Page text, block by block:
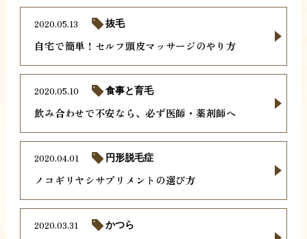
自宅で簡単！セルフ頭皮マッサージのやり方
2020.05.13 抜毛
飲み合わせで不安なら、必ず医師・薬剤師へ
2020.05.10 食事と育毛
ノコギリヤシサプリメントの選び方
2020.04.01 円形脱毛症
2020.03.31 かつら